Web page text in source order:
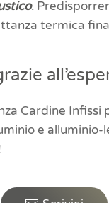
.
termica
Cardine
e